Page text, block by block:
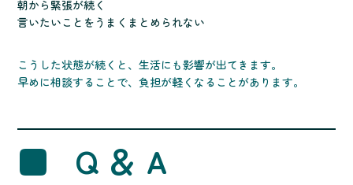
朝から緊張が続く
言いたいことをうまくまとめられない
こうした状態が続くと、生活にも影響が出てきます。
早めに相談することで、負担が軽くなることがあります。
■ Q＆A